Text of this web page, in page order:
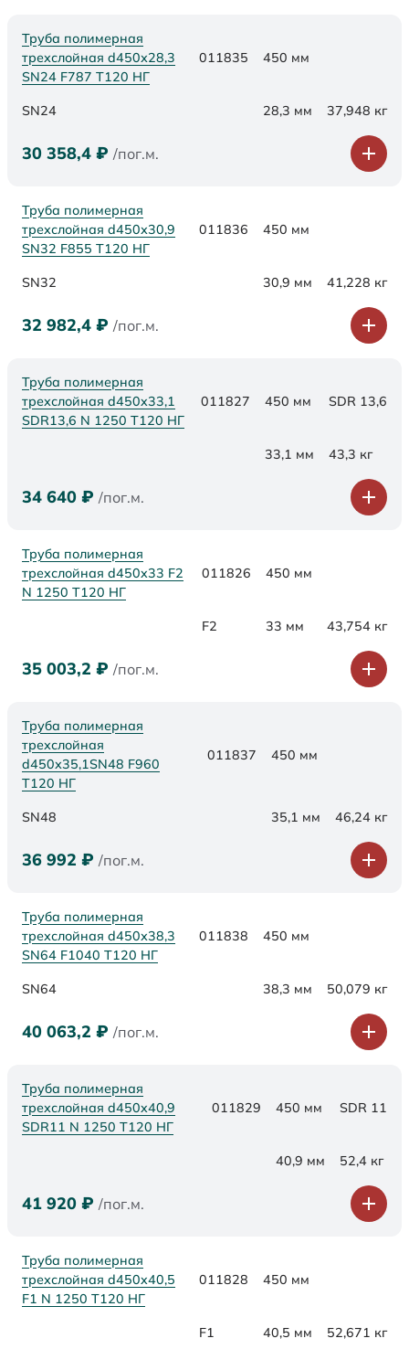
Труба полимерная
трехслойная d450х28,3
SN24 F787 Т120 НГ
011835 450 мм
SN24 28,3 мм 37,948 кг
30 358,4 ₽ /пог.м.
Труба полимерная
трехслойная d450х30,9
SN32 F855 Т120 НГ
011836 450 мм
SN32 30,9 мм 41,228 кг
32 982,4 ₽ /пог.м.
Труба полимерная
трехслойная d450x33,1
SDR13,6 N 1250 Т120 НГ
011827 450 мм SDR 13,6
33,1 мм 43,3 кг
34 640 ₽ /пог.м.
Труба полимерная
трехслойная d450x33 F2
N 1250 Т120 НГ
011826 450 мм
F2 33 мм 43,754 кг
35 003,2 ₽ /пог.м.
Труба полимерная
трехслойная
d450х35,1SN48 F960
Т120 НГ
011837 450 мм
SN48 35,1 мм 46,24 кг
36 992 ₽ /пог.м.
Труба полимерная
трехслойная d450х38,3
SN64 F1040 Т120 НГ
011838 450 мм
SN64 38,3 мм 50,079 кг
40 063,2 ₽ /пог.м.
Труба полимерная
трехслойная d450x40,9
SDR11 N 1250 Т120 НГ
011829 450 мм SDR 11
40,9 мм 52,4 кг
41 920 ₽ /пог.м.
Труба полимерная
трехслойная d450x40,5
F1 N 1250 Т120 НГ
011828 450 мм
F1 40,5 мм 52,671 кг